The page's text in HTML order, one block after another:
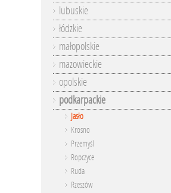
lubuskie
łódzkie
małopolskie
mazowieckie
opolskie
podkarpackie
Jasło
Krosno
Przemyśl
Ropczyce
Ruda
Rzeszów